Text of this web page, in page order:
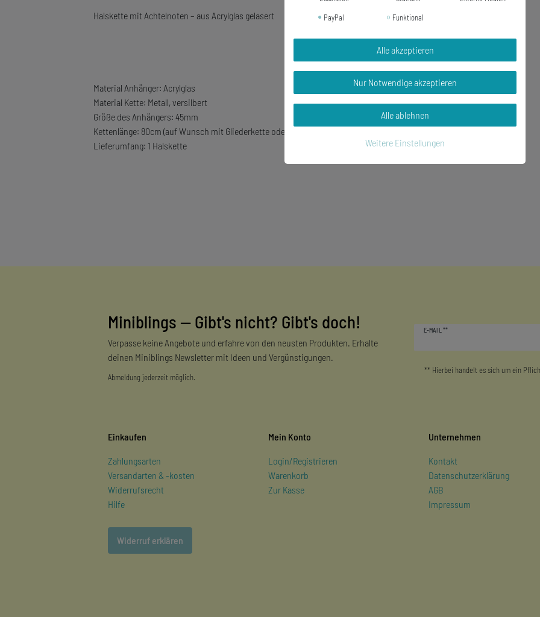
Halskette mit Achtelnoten – aus Acrylglas gelasert
Material Anhänger: Acrylglas
Material Kette: Metall, versilbert
Größe des Anhängers: 45mm
Kettenlänge: 80cm (auf Wunsch mit Gliederkette oder Kugelkette möglich)
Lieferumfang: 1 Halskette
Miniblings — Gibt's nicht? Gibt's doch!
Verpasse keine Angebote und erfahre von den neusten Produkten. Erhalte
deinen Miniblings Newsletter mit Ideen und Vergünstigungen.
Abmeldung jederzeit möglich.
E-MAIL **
Honig
** Hierbei handelt es sich um ein
Einkaufen
Zahlungsarten
Versandarten & -kosten
Widerrufsrecht
Hilfe
Widerruf erklären
Mein Konto
Login/Registrieren
Warenkorb
Zur Kasse
Unternehmen
Kontakt
Datenschutzerklärung
AGB
Impressum
PayPal
Funktional
Alle akzeptieren
Nur Notwendige akzeptieren
Alle ablehnen
Weitere Einstellungen